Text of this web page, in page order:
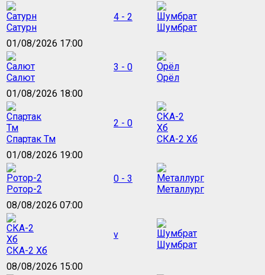
Сатурн
4 - 2
Шумбрат
01/08/2026 17:00
Салют
3 - 0
Орёл
01/08/2026 18:00
Спартак Тм
2 - 0
СКА-2 Хб
01/08/2026 19:00
Ротор-2
0 - 3
Металлург
08/08/2026 07:00
СКА-2 Хб
v
Шумбрат
08/08/2026 15:00